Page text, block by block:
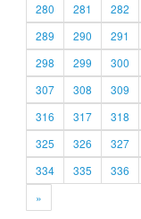
280
281 282
289
290 291
298
299 300
307
308 309
316
317 318
325
326 327
334
335 336
»